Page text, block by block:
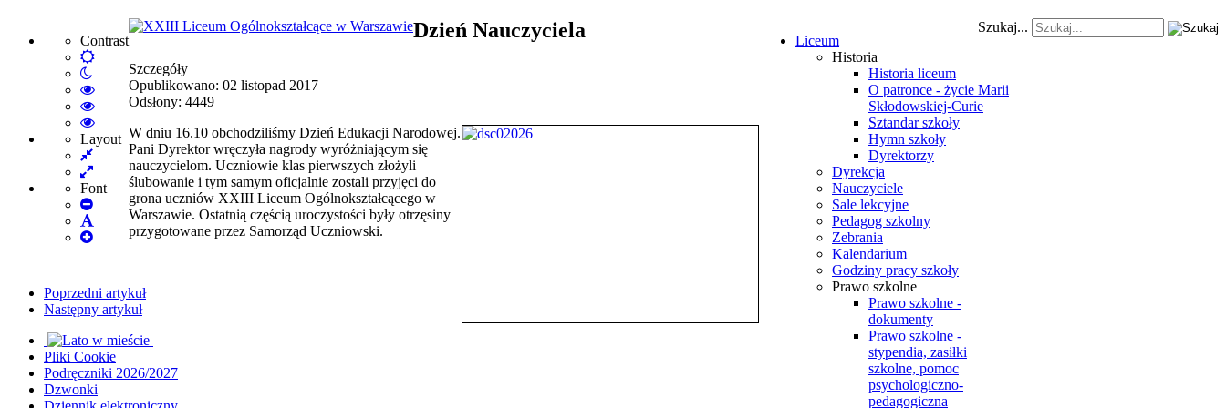
Contrast
Default
mode
High
Contrast
Black
White
High
Contrast
Black
Yellow
High
Contrast
Yellow
mode
Layout
Fixed
layout
Wide
layout
Font
Set
Smaller
FontDefault
Set
Szukaj...
Liceum
Historia
Historia liceum
O patronce - życie Marii
Skłodowskiej-Curie
Sztandar szkoły
Hymn szkoły
Dyrektorzy
Dyrekcja
Nauczyciele
Sale lekcyjne
Pedagog szkolny
Zebrania
Kalendarium
Godziny pracy szkoły
Prawo szkolne
Prawo szkolne -
dokumenty
Prawo szkolne -
stypendia, zasiłki
szkolne, pomoc
psychologiczno-
pedagogiczna
Dzień Nauczyciela
Szczegóły
Opublikowano: 02 listopad 2017
Odsłony: 4449
W dniu 16.10 obchodziliśmy Dzień Edukacji Narodowej.
Pani Dyrektor wręczyła nagrody wyróżniającym się
nauczycielom. Uczniowie klas pierwszych złożyli
ślubowanie i tym samym oficjalnie zostali przyjęci do
grona uczniów XXIII Liceum Ogólnokształcącego w
Warszawie. Ostatnią częścią uroczystości były otrzęsiny
przygotowane przez Samorząd Uczniowski.
Poprzedni artykuł
Następny artykuł
Pliki Cookie
Podręczniki 2026/2027
Dzwonki